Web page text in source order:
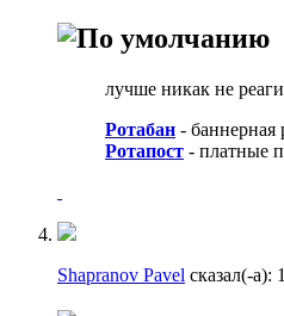
лучше никак не
Ротабан - баннерная
Ротапост - платные
Shapranov Pavel сказал(-а):